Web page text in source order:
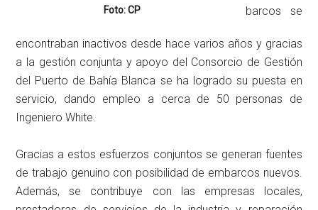
Foto: CP
barcos se
encontraban inactivos desde hace varios años y gracias
a la gestión conjunta y apoyo del Consorcio de Gestión
del Puerto de Bahía Blanca se ha logrado su puesta en
servicio, dando empleo a cerca de 50 personas de
Ingeniero White.
Gracias a estos esfuerzos conjuntos se generan fuentes
de trabajo genuino con posibilidad de embarcos nuevos.
Además, se contribuye con las empresas locales,